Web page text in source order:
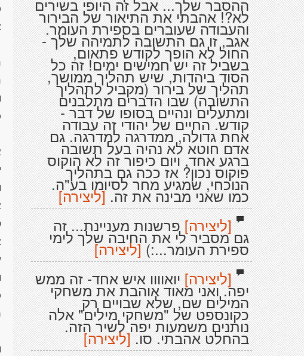
ההסבר שלך... אבל זה היופי בשירים
לא?! אהבתי את התיאור של הבירור
והעבודה שעוברים בספירת העומר.
אגב, זו גם התשובה לתמיהה שלך -
החול לא הופך לקודש פתאום,
בשביל זה יש חמישים ימים! זה כל
הסוד ביהדות, שיש תהליך ממושך,
תהליך של בירור (מקביל לתהליך
התשובה) שבו הדברים מתלבנים
ומתעלים ונהיים בסופו של דבר -
קודש. החיים של יהודי זה עבודה
אחת גדולה, ממדרגה למדרגה. גם
אדם חוטא לא נהיה בעל תשובה
ברגע אחד, ויום כיפור זה לא הוקוס
פוקוס נכון? אז ככה גם בתהליך
הנוכחי, שמגיע מחר לסיומו בע"ה.
כמו שאני מבינה את זה. [ליצירה]
[ליצירה]פרשנות מעניינת... זה
גם מסביר לי את החיבה שלך לימי
ספירת העומר...:) [ליצירה]
[ליצירה]יואוווו איש אחד- זה ממש
יפה. ואני מאוד אוהבת את משחקי
המילים שם, שלא שבויים רק
כקונספט של "משחקי מילים" אלה
נותנים משמעות יפה לשיר הזה.
בהחלט אהבתי. סו. [ליצירה]